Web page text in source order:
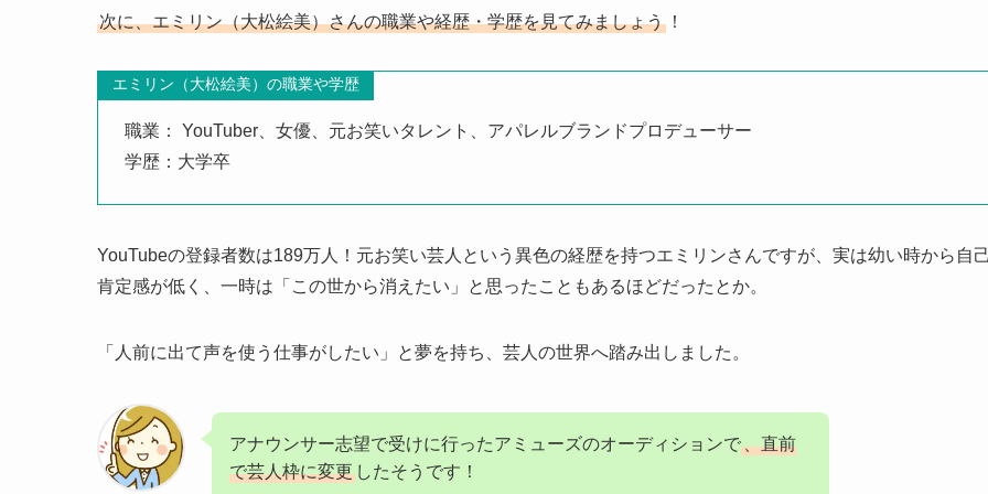
次に、エミリン（大松絵美）さんの職業や経歴・学歴を見てみましょう ！
エミリン（大松絵美）の職業や学歴
職業： YouTuber、女優、元お笑いタレント、アパレルブランドプロデューサー
学歴：大学卒
YouTubeの登録者数は189万人！元お笑い芸人という異色の経歴を持つエミリンさんですが、実は幼い時から自
肯定感が低く、一時は「この世から消えたい」と思ったこともあるほどだったとか。
「人前に出て声を使う仕事がしたい」と夢を持ち、芸人の世界へ踏み出しました。
アナウンサー志望で受けに行ったアミューズのオーディションで、直前
で芸人枠に変更 したそうです！